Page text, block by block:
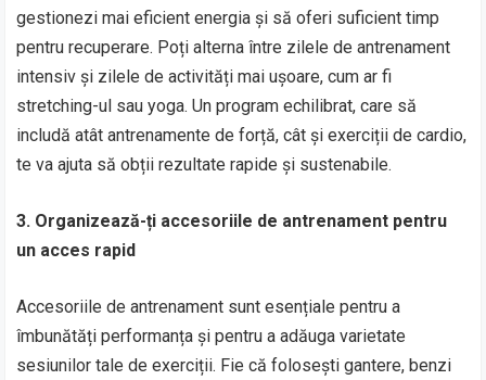
gestionezi mai eficient energia și să oferi suficient timp
pentru recuperare. Poți alterna între zilele de antrenament
intensiv și zilele de activități mai ușoare, cum ar fi
stretching-ul sau yoga. Un program echilibrat, care să
includă atât antrenamente de forță, cât și exerciții de cardio,
te va ajuta să obții rezultate rapide și sustenabile.
3. Organizează-ți accesoriile de antrenament pentru
un acces rapid
Accesoriile de antrenament sunt esențiale pentru a
îmbunătăți performanța și pentru a adăuga varietate
sesiunilor tale de exerciții. Fie că folosești gantere, benzi